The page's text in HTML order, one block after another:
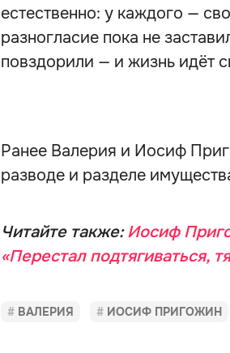
естественно: у каждого —
разногласие пока не
повздорили — и жизнь идёт
Ранее Валерия и Иосиф
разводе и разделе
Читайте также:Иосиф
«Перестал подтягиваться,
ВАЛЕРИЯ ИОСИФ ПРИГОЖИН